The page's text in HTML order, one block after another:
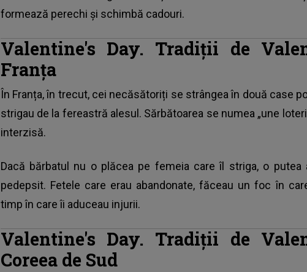
formează perechi și schimbă cadouri.
Valentine's Day. Tradiții de
Franța
În Franța, în trecut, cei necăsătoriți se strângea în două case
strigau de la fereastră alesul. Sărbătoarea se numea „une
interzisă.
Dacă bărbatul nu o plăcea pe femeia care îl striga, o putea
pedepsit. Fetele care erau abandonate, făceau un foc în
timp în care îi aduceau injurii.
Valentine's Day. Tradiții de
Coreea de Sud